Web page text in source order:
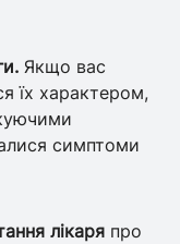
Якщо вас
їх характером,
симптоми
лікаря про